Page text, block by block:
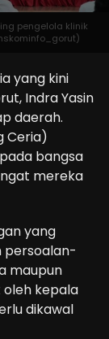
pengelola klinik
yang kini
Indra Yasin
daerah.
Ceria)
bangsa
mereka
yang
persoalan-
maupun
oleh kepala
dikawal